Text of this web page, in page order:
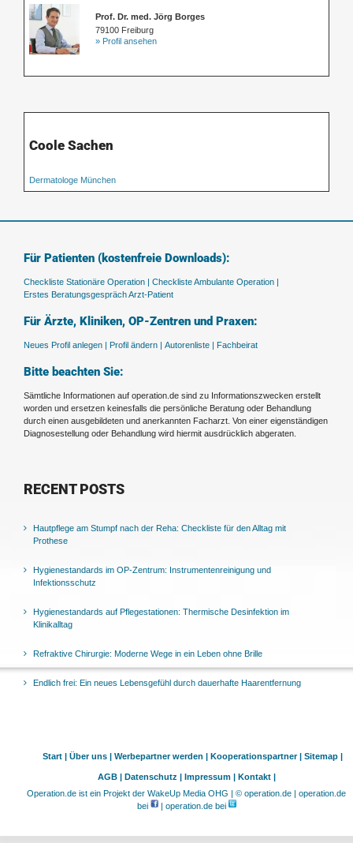
Prof. Dr. med. Jörg Borges
79100 Freiburg
» Profil ansehen
Coole Sachen
Dermatologe München
Für Patienten (kostenfreie Downloads):
Checkliste Stationäre Operation | Checkliste Ambulante Operation |
Erstes Beratungsgespräch Arzt-Patient
Für Ärzte, Kliniken, OP-Zentren und Praxen:
Neues Profil anlegen | Profil ändern | Autorenliste | Fachbeirat
Bitte beachten Sie:
Sämtliche Informationen auf operation.de sind zu Informationszwecken erstellt
worden und ersetzen keinesfalls die persönliche Beratung oder Behandlung
durch einen ausgebildeten und anerkannten Facharzt. Von einer eigenständigen
Diagnosestellung oder Behandlung wird hiermit ausdrücklich abgeraten.
RECENT POSTS
Hautpflege am Stumpf nach der Reha: Checkliste für den Alltag mit
Prothese
Hygienestandards im OP-Zentrum: Instrumentenreinigung und
Infektionsschutz
Hygienestandards auf Pflegestationen: Thermische Desinfektion im
Klinikalltag
Refraktive Chirurgie: Moderne Wege in ein Leben ohne Brille
Endlich frei: Ein neues Lebensgefühl durch dauerhafte Haarentfernung
Start | Über uns | Werbepartner werden | Kooperationspartner | Sitemap |
AGB | Datenschutz | Impressum | Kontakt |
Operation.de ist ein Projekt der WakeUp Media OHG | © operation.de | operation.de
bei
| operation.de bei